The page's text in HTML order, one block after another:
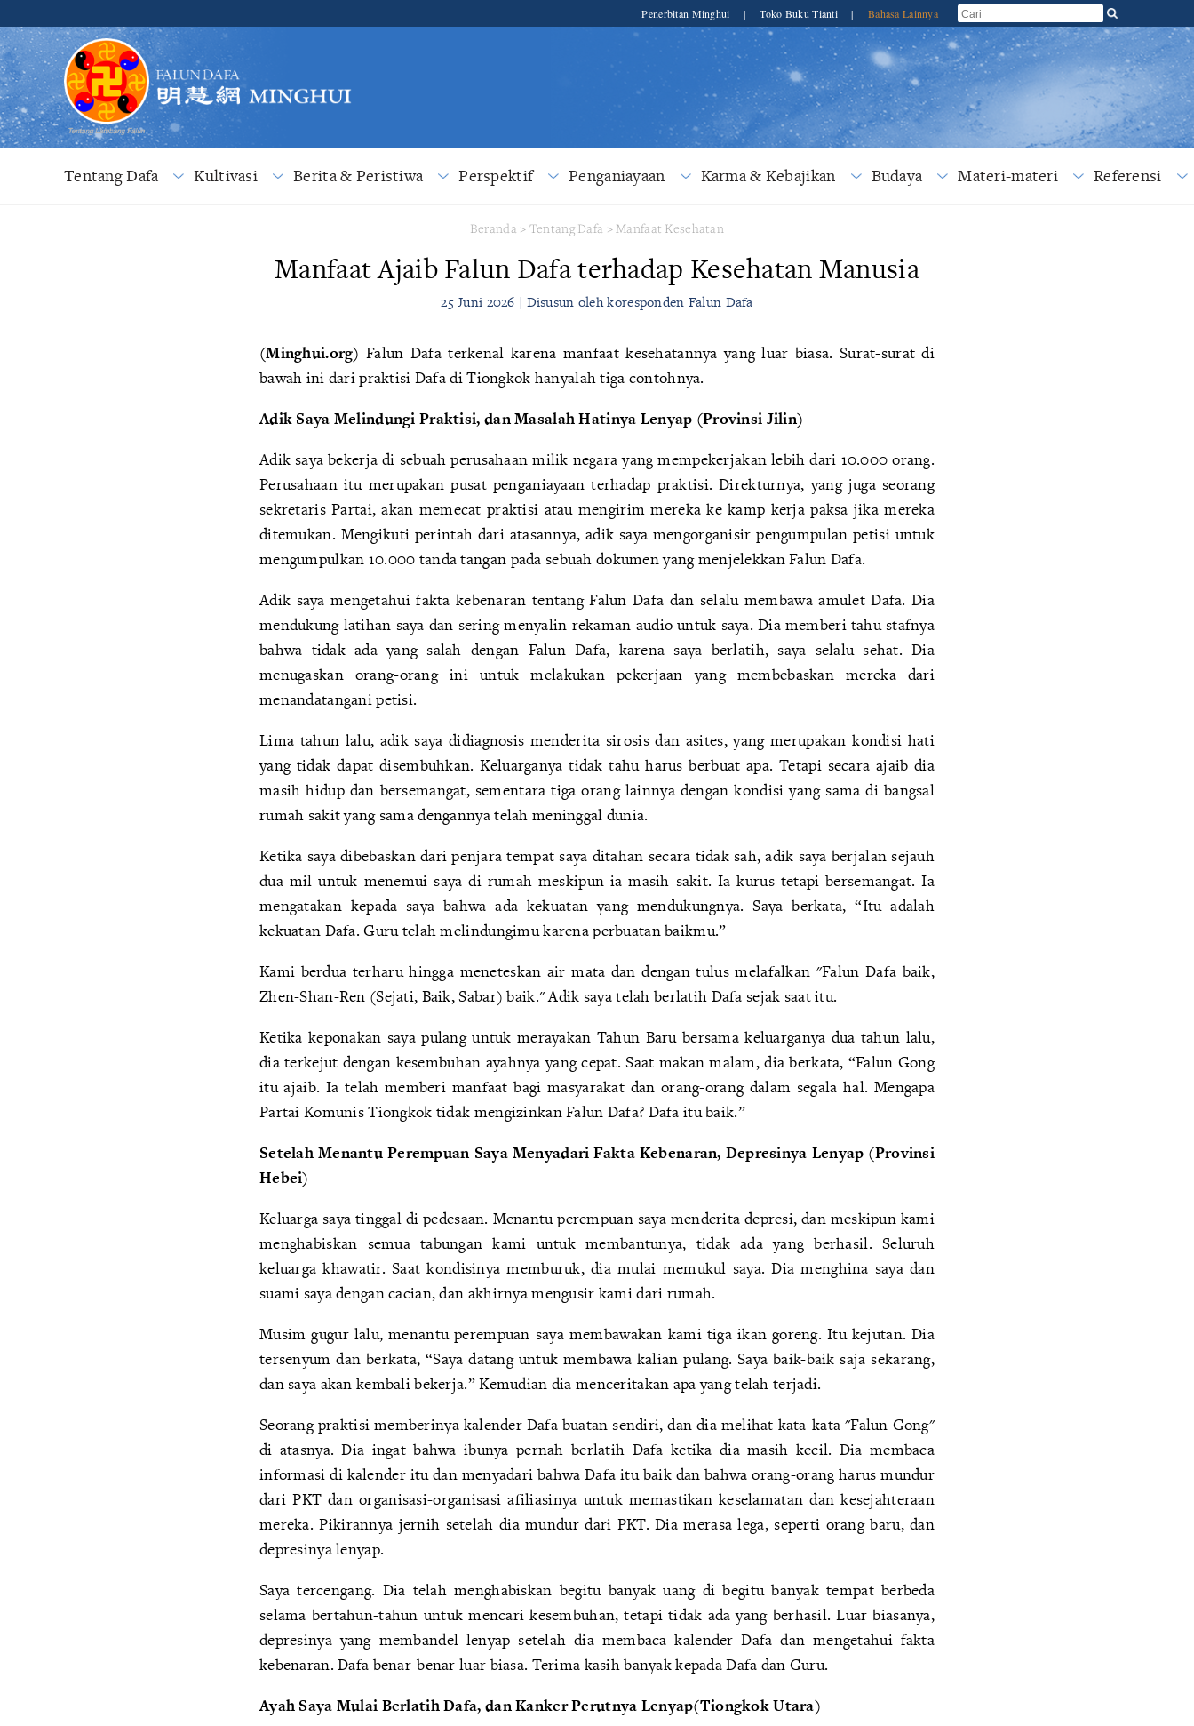
Penerbitan Minghui | Toko Buku Tianti | Bahasa Lainnya
Tentang Dafa Kultivasi Berita & Peristiwa Perspektif Penganiayaan Karma & Kebajikan Budaya Materi-materi Referensi
Beranda > Tentang Dafa >Manfaat Kesehatan
Manfaat Ajaib Falun Dafa terhadap Kesehatan Manusia
25 Juni 2026 | Disusun oleh koresponden Falun Dafa
(Minghui.org) Falun Dafa terkenal karena manfaat kesehatannya yang luar biasa. Surat-surat di
bawah ini dari praktisi Dafa di Tiongkok hanyalah tiga contohnya.
Adik Saya Melindungi Praktisi, dan Masalah Hatinya Lenyap (Provinsi Jilin)
Adik saya bekerja di sebuah perusahaan milik negara yang mempekerjakan lebih dari 10.000 orang.
Perusahaan itu merupakan pusat penganiayaan terhadap praktisi. Direkturnya, yang juga seorang
sekretaris Partai, akan memecat praktisi atau mengirim mereka ke kamp kerja paksa jika mereka
ditemukan. Mengikuti perintah dari atasannya, adik saya mengorganisir pengumpulan petisi untuk
mengumpulkan 10.000 tanda tangan pada sebuah dokumen yang menjelekkan Falun Dafa.
Adik saya mengetahui fakta kebenaran tentang Falun Dafa dan selalu membawa amulet Dafa. Dia
mendukung latihan saya dan sering menyalin rekaman audio untuk saya. Dia memberi tahu stafnya
bahwa tidak ada yang salah dengan Falun Dafa, karena saya berlatih, saya selalu sehat. Dia
menugaskan orang-orang ini untuk melakukan pekerjaan yang membebaskan mereka dari
menandatangani petisi.
Lima tahun lalu, adik saya didiagnosis menderita sirosis dan asites, yang merupakan kondisi hati
yang tidak dapat disembuhkan. Keluarganya tidak tahu harus berbuat apa. Tetapi secara ajaib dia
masih hidup dan bersemangat, sementara tiga orang lainnya dengan kondisi yang sama di bangsal
rumah sakit yang sama dengannya telah meninggal dunia.
Ketika saya dibebaskan dari penjara tempat saya ditahan secara tidak sah, adik saya berjalan sejauh
dua mil untuk menemui saya di rumah meskipun ia masih sakit. Ia kurus tetapi bersemangat. Ia
mengatakan kepada saya bahwa ada kekuatan yang mendukungnya. Saya berkata, “Itu adalah
kekuatan Dafa. Guru telah melindungimu karena perbuatan baikmu.”
Kami berdua terharu hingga meneteskan air mata dan dengan tulus melafalkan "Falun Dafa baik,
Zhen-Shan-Ren (Sejati, Baik, Sabar) baik." Adik saya telah berlatih Dafa sejak saat itu.
Ketika keponakan saya pulang untuk merayakan Tahun Baru bersama keluarganya dua tahun lalu,
dia terkejut dengan kesembuhan ayahnya yang cepat. Saat makan malam, dia berkata, “Falun Gong
itu ajaib. Ia telah memberi manfaat bagi masyarakat dan orang-orang dalam segala hal. Mengapa
Partai Komunis Tiongkok tidak mengizinkan Falun Dafa? Dafa itu baik.”
Setelah Menantu Perempuan Saya Menyadari Fakta Kebenaran, Depresinya Lenyap (Provinsi
Hebei)
Keluarga saya tinggal di pedesaan. Menantu perempuan saya menderita depresi, dan meskipun kami
menghabiskan semua tabungan kami untuk membantunya, tidak ada yang berhasil. Seluruh
keluarga khawatir. Saat kondisinya memburuk, dia mulai memukul saya. Dia menghina saya dan
suami saya dengan cacian, dan akhirnya mengusir kami dari rumah.
Musim gugur lalu, menantu perempuan saya membawakan kami tiga ikan goreng. Itu kejutan. Dia
tersenyum dan berkata, “Saya datang untuk membawa kalian pulang. Saya baik-baik saja sekarang,
dan saya akan kembali bekerja.” Kemudian dia menceritakan apa yang telah terjadi.
Seorang praktisi memberinya kalender Dafa buatan sendiri, dan dia melihat kata-kata "Falun Gong"
di atasnya. Dia ingat bahwa ibunya pernah berlatih Dafa ketika dia masih kecil. Dia membaca
informasi di kalender itu dan menyadari bahwa Dafa itu baik dan bahwa orang-orang harus mundur
dari PKT dan organisasi-organisasi afiliasinya untuk memastikan keselamatan dan kesejahteraan
mereka. Pikirannya jernih setelah dia mundur dari PKT. Dia merasa lega, seperti orang baru, dan
depresinya lenyap.
Saya tercengang. Dia telah menghabiskan begitu banyak uang di begitu banyak tempat berbeda
selama bertahun-tahun untuk mencari kesembuhan, tetapi tidak ada yang berhasil. Luar biasanya,
depresinya yang membandel lenyap setelah dia membaca kalender Dafa dan mengetahui fakta
kebenaran. Dafa benar-benar luar biasa. Terima kasih banyak kepada Dafa dan Guru.
Ayah Saya Mulai Berlatih Dafa, dan Kanker Perutnya Lenyap(Tiongkok Utara)